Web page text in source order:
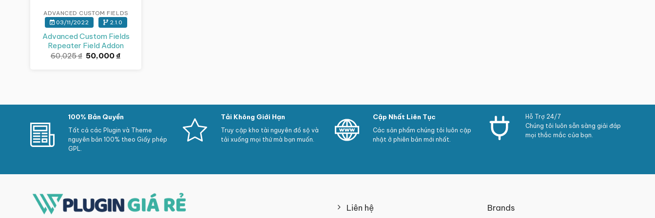
ADVANCED CUSTOM FIELDS
03/11/2022 2.1.0
Advanced Custom Fields
Repeater Field Addon
60,025₫ Giá
50,000 ₫
100% Bản Quyền
Tất cả các Plugin và Theme
nguyên bản 100% theo Giấy phép
GPL.
Tải Không Giới Hạn
Truy cập kho tài nguyên đồ sộ và
tải xuống mọi thứ mà bạn muốn.
Cập Nhất Liên Tục
Các sản phẩm chúng tôi luôn cập
nhật ở phiên bản mới nhất.
Hỗ Trợ 24/7
Chúng tôi luôn sẵn sàng giải đáp
mọi thắc mắc của bạn.
Liên hệ Brands